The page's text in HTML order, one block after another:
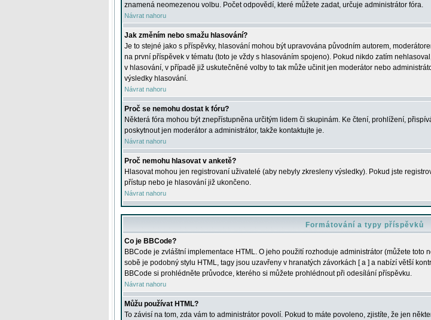
znamená neomezenou volbu. Počet odpovědí, které můžete zadat, určuje administrátor fóra.
Návrat nahoru
Jak změním nebo smažu hlasování?
Je to stejné jako s příspěvky, hlasování mohou být upravována původním autorem,
na první příspěvek v tématu (toto je vždy s hlasováním spojeno). Pokud nikdo zatím
v hlasování, v případě již uskutečněné volby to tak může učinit jen moderátor nebo
výsledky hlasování.
Návrat nahoru
Proč se nemohu dostat k fóru?
Některá fóra mohou být znepřístupněna určitým lidem či skupinám. Ke čtení, prohlížení,
poskytnout jen moderátor a administrátor, takže kontaktujte je.
Návrat nahoru
Proč nemohu hlasovat v anketě?
Hlasovat mohou jen registrovaní uživatelé (aby nebyly zkresleny výsledky). Pokud jste
přístup nebo je hlasování již ukončeno.
Návrat nahoru
Formátování a typy příspěvků
Co je BBCode?
BBCode je zvláštní implementace HTML. O jeho použití rozhoduje administrátor (můžete toto
sobě je podobný stylu HTML, tagy jsou uzavřeny v hranatých závorkách [ a ] a nabízí větší
BBCode si prohlédněte průvodce, kterého si můžete prohlédnout při odesílání příspěvku.
Návrat nahoru
Můžu používat HTML?
To závisí na tom, zda vám to administrátor povolí. Pokud to máte povoleno, zjistíte, že jen